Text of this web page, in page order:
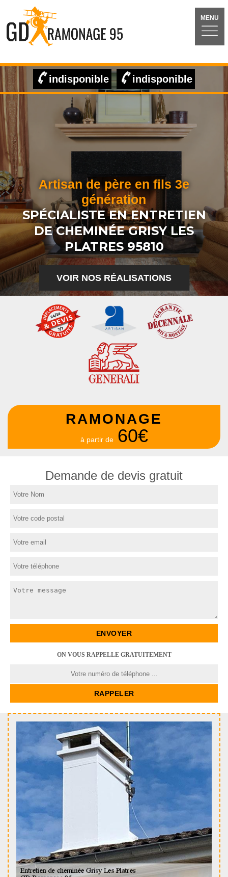
MENU
indisponible indisponible
Artisan de père en fils 3e
génération
SPÉCIALISTE EN ENTRETIEN
DE CHEMINÉE GRISY LES
PLATRES 95810
VOIR NOS RÉALISATIONS
RAMONAGE
à partir de 60€
Demande de devis gratuit
ON VOUS RAPPELLE GRATUITEMENT